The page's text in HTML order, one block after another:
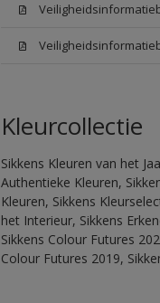
Kleurcollectie
Sikkens Kleuren van het
Authentieke Kleuren,
Kleuren, Sikkens
het Interieur, Sikkens
Sikkens Colour Futures
Colour Futures 2019,